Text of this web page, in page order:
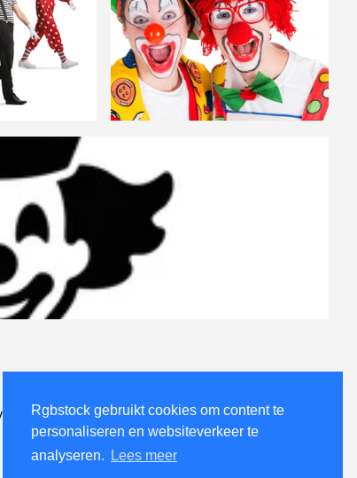
Rgbstock gebruikt cookies om content te
personaliseren en websiteverkeer te
analyseren.
Lees meer